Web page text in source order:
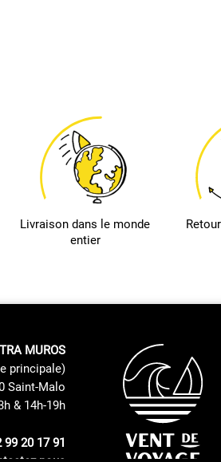
Livraison dans le monde
entier
MUROS
principale)
Saint-Malo
& 14h-19h
99 20 17 91